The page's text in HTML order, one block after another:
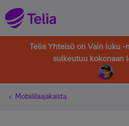
Telia Yhteisö on Vain luku -
sulkeutuu kokonaan
Mobiililaajakaista